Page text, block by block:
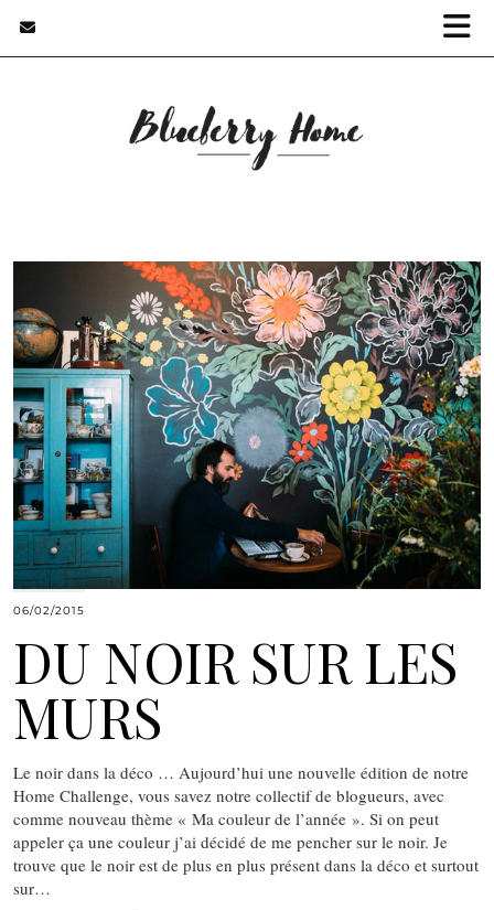
06/02/2015
DU NOIR SUR LES
MURS
Le noir dans la déco … Aujourd’hui une nouvelle édition de notre
Home Challenge, vous savez notre collectif de blogueurs, avec
comme nouveau thème « Ma couleur de l’année ». Si on peut
appeler ça une couleur j’ai décidé de me pencher sur le noir. Je
trouve que le noir est de plus en plus présent dans la déco et surtout
sur…